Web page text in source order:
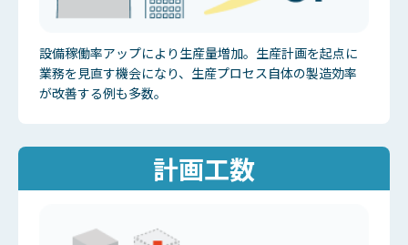
設備稼働率アップにより生産量増加。生産計画を起点に
業務を見直す機会になり、生産プロセス自体の製造効率
が改善する例も多数。
計画工数